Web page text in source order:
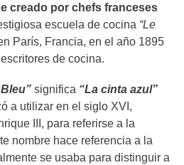
creado por chefs franceses
escuela de cocina “Le
París, Francia, en el año 1895
de cocina.
significa “La cinta azul”
a utilizar en el siglo XVI,
III, para referirse a la
nombre hace referencia a la
se usaba para distinguir a